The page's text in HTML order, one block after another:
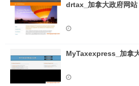
drtax_加拿大政府网站
MyTaxexpress_加拿